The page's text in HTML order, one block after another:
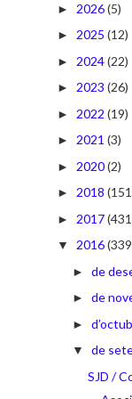
► 2026(5)
► 2025 (12)
► 2024(22)
► 2023 (26)
► 2022 (19)
► 2021 (3)
► 2020(2)
► 2018
► 2017
▼ 2016
► de
► de
►
▼ de
SJD /